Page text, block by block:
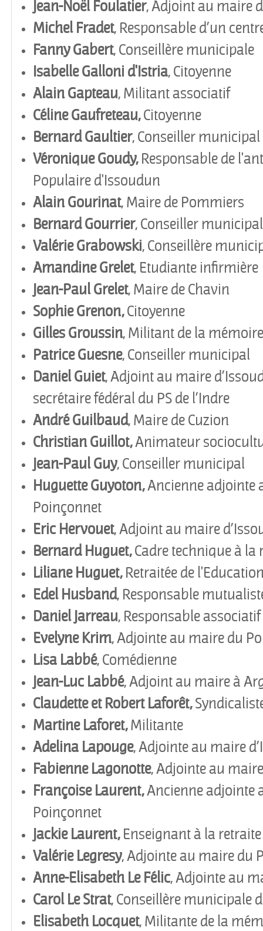
Jean-Noël Foulatier, Adjoint au maire
Michel Fradet, Responsable d’un
Fanny Gabert, Conseillère municipale
Isabelle Galloni d'Istria, Citoyenne
Alain Gapteau, Militant associatif
Céline Gaufreteau,Citoyenne
Bernard Gaultier, Conseiller municipal
Véronique Goudy,Responsable de
Populaire d'Issoudun
Alain Gourinat, Maire de Pommiers
Bernard Gourrier, Conseiller municipal
Valérie Grabowski, Conseillère
Amandine Grelet, Etudiante infirmière
Jean-Paul Grelet, Maire de Chavin
Sophie Grenon,Citoyenne
Gilles Groussin, Militant de la mémoire
Patrice Guesne, Conseiller municipal
Daniel Guiet, Adjoint au maire d’
secrétaire fédéral du PS de l’Indre
André Guilbaud, Maire de Cuzion
Christian Guillot,Animateur
Jean-Paul Guy, Conseiller municipal
Huguette Guyoton,Ancienne adjointe
Poinçonnet
Eric Hervouet, Adjoint au maire d’
Bernard Huguet,Cadre technique à la
Liliane Huguet,Retraitée de
Edel Husband, Responsable
Daniel Jarreau, Responsable associatif
Evelyne Krim, Adjointe au maire du
Lisa Labbé, Comédienne
Jean-Luc Labbé, Adjoint au maire à
Claudette et Robert Laforêt,
Martine Laforet,Militante
Adelina Lapouge, Adjointe au maire d’
Fabienne Lagonotte, Adjointe au
Françoise Laurent,Ancienne adjointe
Poinçonnet
Jackie Laurent,Enseignant à la retraite
Valérie Legresy, Adjointe au maire du
Anne-Elisabeth Le Félic, Adjointe au
Carol Le Strat, Conseillère municipale
Elisabeth Locquet, Militante de la